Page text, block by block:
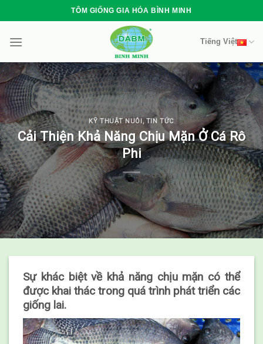
to
content
TÔM GIỐNG GIA HÓA BÌNH MINH
Tiếng Việt
KỸ THUẬT NUÔI , TIN TỨC
Cải Thiện Khả Năng Chịu Mặn Ở Cá Rô
Phi
Sự khác biệt về khả năng chịu mặn có thể
được khai thác trong quá trình phát triển các
giống lai.